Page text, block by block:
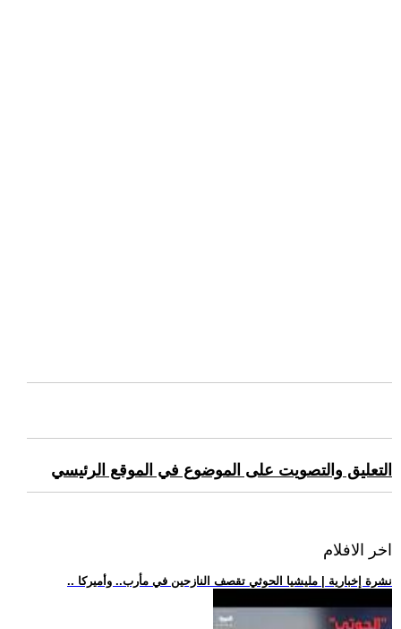
التعليق والتصويت على الموضوع في الموقع الرئيسي
اخر الافلام
.. نشرة إخبارية | مليشيا الحوثي تقصف النازحين في مأرب.. وأميركا